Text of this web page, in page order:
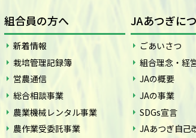
組合員の方へ
新着情報
栽培管理記録簿
営農通信
総合相談事業
農業機械レンタル事業
農作業受委託事業
JAあつぎに
ごあいさつ
組合理念・経
JAの概要
JAの事業
SDGs宣言
JAあつぎ自己